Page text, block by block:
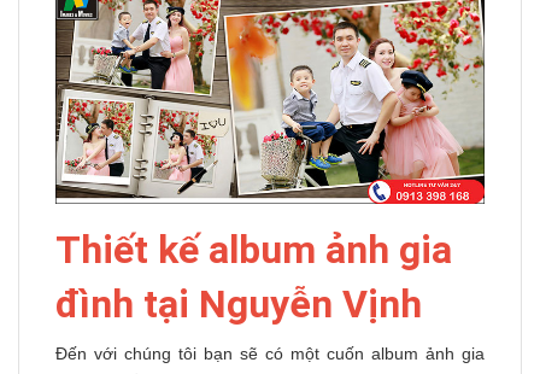
Thiết kế album ảnh gia
đình tại Nguyễn Vịnh
Đến với chúng tôi bạn sẽ có một cuốn album ảnh gia